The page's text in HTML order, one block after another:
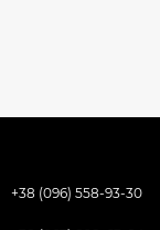
+38 (096) 558-93-30